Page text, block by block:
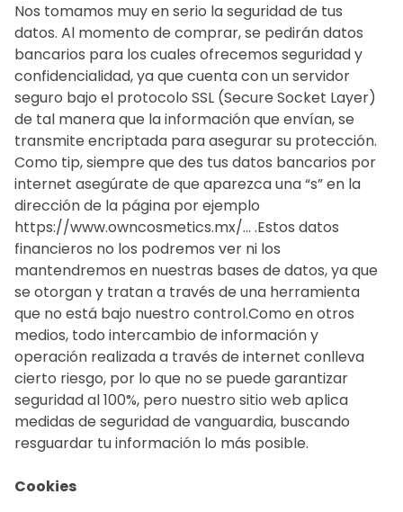
Nos tomamos muy en serio la seguridad de tus
datos. Al momento de comprar, se pedirán datos
bancarios para los cuales ofrecemos seguridad y
confidencialidad, ya que cuenta con un servidor
seguro bajo el protocolo SSL (Secure Socket Layer)
de tal manera que la información que envían, se
transmite encriptada para asegurar su protección.
Como tip, siempre que des tus datos bancarios por
internet asegúrate de que aparezca una “s” en la
dirección de la página por ejemplo
https://www.owncosmetics.mx/… .Estos datos
financieros no los podremos ver ni los
mantendremos en nuestras bases de datos, ya que
se otorgan y tratan a través de una herramienta
que no está bajo nuestro control.Como en otros
medios, todo intercambio de información y
operación realizada a través de internet conlleva
cierto riesgo, por lo que no se puede garantizar
seguridad al 100%, pero nuestro sitio web aplica
medidas de seguridad de vanguardia, buscando
resguardar tu información lo más posible.
Cookies